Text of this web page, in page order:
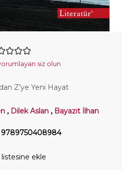
siz olun
Z’ye Yeni Hayat
, Dilek Aslan , Bayazıt İlhan
9789750408984
ekle